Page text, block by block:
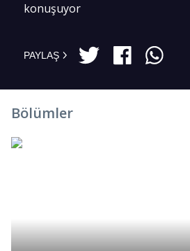
konuşuyor
PAYLAŞ
Bölümler